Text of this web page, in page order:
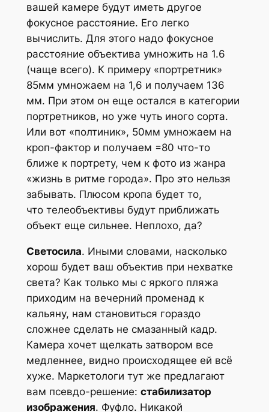
вашей камере будут иметь другое
фокусное расстояние. Его легко
вычислить. Для этого надо фокусное
расстояние объектива умножить на 1.6
(чаще всего). К примеру «портретник»
85мм умножаем на 1,6 и получаем 136
мм. При этом он еще остался в категории
портретников, но уже чуть иного сорта.
Или вот «полтиник», 50мм умножаем на
кроп-фактор и получаем =80 что-то
ближе к портрету, чем к фото из жанра
«жизнь в ритме города». Про это нельзя
забывать. Плюсом кропа будет то,
что телеобъективы будут приближать
объект еще сильнее. Неплохо, да?
Светосила. Иными словами, насколько
хорош будет ваш объектив при нехватке
света? Как только мы с яркого пляжа
приходим на вечерний променад к
кальяну, нам становиться гораздо
сложнее сделать не смазанный кадр.
Камера хочет щелкать затвором все
медленнее, видно происходящее ей всё
хуже. Маркетологи тут же предлагают
вам псевдо-решение: стабилизатор
изображения. Фуфло. Никакой